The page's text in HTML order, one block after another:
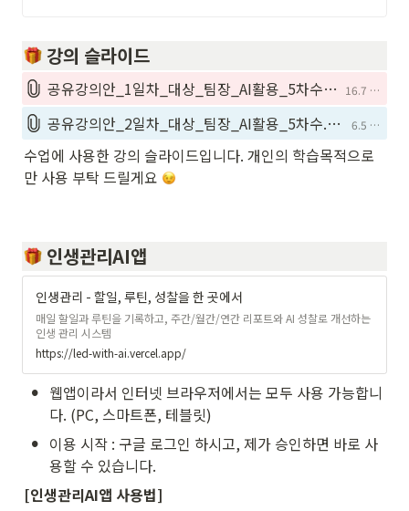
강의 슬라이드
공유강의안_1일차_대상_팀장_AI활용_5차수.pdf 16.7 MiB
공유강의안_2일차_대상_팀장_AI활용_5차수.pdf 6.5 MiB
수업에 사용한 강의 슬라이드입니다. 개인의 학습목적으로
만 사용 부탁 드릴게요
인생관리AI앱
인생관리 - 할일, 루틴, 성찰을 한 곳에서
매일 할일과 루틴을 기록하고, 주간/월간/연간 리포트와 AI 성찰로 개선하는
인생 관리 시스템
https://led-with-ai.vercel.app/
• 웹앱이라서 인터넷 브라우저에서는 모두 사용 가능합니
다. (PC, 스마트폰, 테블릿)
• 이용 시작 : 구글 로그인 하시고, 제가 승인하면 바로 사
용할 수 있습니다.
[인생관리AI앱 사용법]